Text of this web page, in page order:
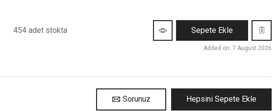
454 adet stokta Sepete Ekle
Added on: 7 August 2026
Sorunuz Hepsini Sepete Ekle